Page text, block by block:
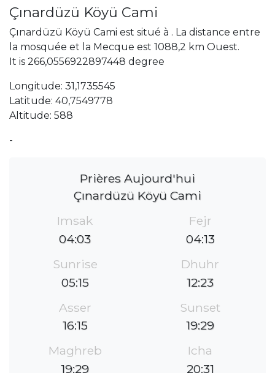
Çınardüzü Köyü Cami
Çınardüzü Köyü Cami est situé à . La distance entre
la mosquée et la Mecque est 1088,2 km Ouest.
It is 266,0556922897448 degree
Longitude: 31,1735545
Latitude: 40,7549778
Altitude: 588
-
Prières Aujourd'hui
Çınardüzü Köyü Cami
Imsak
04:03
Fejr
04:13
Sunrise
05:15
Dhuhr
12:23
Asser
16:15
Sunset
19:29
Maghreb
19:29
Icha
20:31